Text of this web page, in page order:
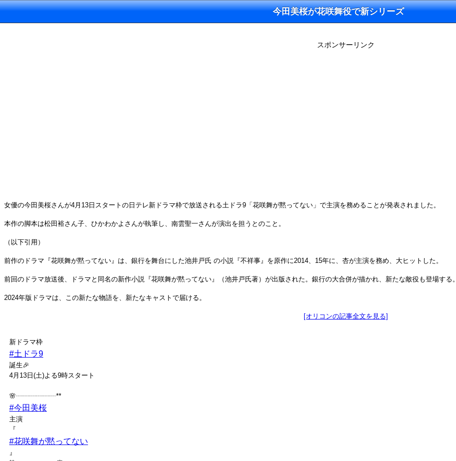
今田美桜が花咲舞役で新シリーズ
スポンサーリンク
女優の今田美桜さんが4月13日スタートの日テレ新ドラマ枠で放送される土ドラ9「花咲舞が黙ってない」で主演を務めることが発表されました。
本作の脚本は松田裕さん子、ひかわかよさんが執筆し、南雲聖一さんが演出を担うとのこと。
（以下引用）
前作のドラマ『花咲舞が黙ってない』は、銀行を舞台にした池井戸氏 の小説『不祥事』を原作に2014、15年に、杏が主演を務め、大ヒットした。
前回のドラマ放送後、ドラマと同名の新作小説『花咲舞が黙ってない』（池井戸氏著）が出版された。銀行の大合併が描かれ、新たな敵役も登場する。
2024年版ドラマは、この新たな物語を、新たなキャストで届ける。
[オリコンの記事全文を見る]
新ドラマ枠
#土ドラ9
誕生🎉
4月13日(土)よる9時スタート
🌸┈┈┈┈┈┈**
#今田美桜
主演
『
#花咲舞が黙ってない
』